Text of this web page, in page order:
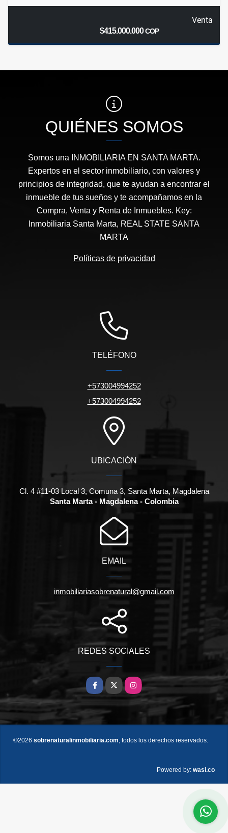
Venta
$415.000.000COP
QUIÉNES SOMOS
Somos una INMOBILIARIA EN SANTA MARTA.
Expertos en el sector inmobiliario, con valores y
principios de integridad, que te ayudan a encontrar el
inmueble de tus sueños y te acompañamos en la
Compra, Venta y Renta de Inmuebles. Key:
Inmobiliaria Santa Marta, REAL STATE SANTA
MARTA
Políticas de privacidad
TELÉFONO
+573004994252
+573004994252
UBICACIÓN
Cl. 4 #11-03 Local 3, Comuna 3, Santa Marta, Magdalena
Santa Marta - Magdalena - Colombia
EMAIL
inmobiliariasobrenatural@gmail.com
REDES SOCIALES
Facebook
X Instagram
©2026 sobrenaturalinmobiliaria.com, todos los derechos reservados.
Powered by: wasi.co